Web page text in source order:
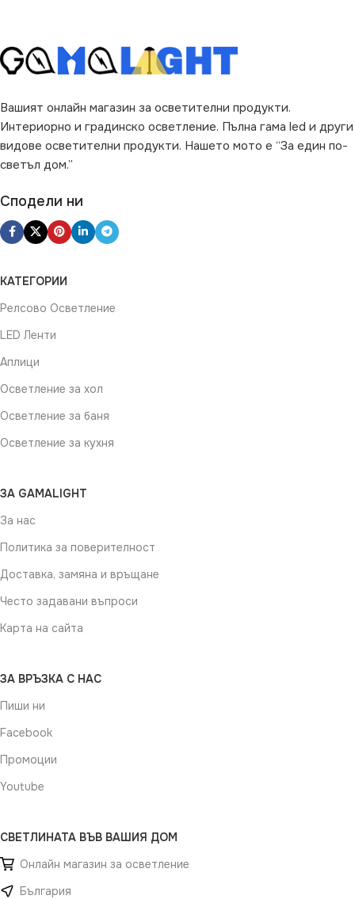
Не се димира
ДИМИРАНЕ
Не се димира
Вашият онлайн магазин за осветителни продукти.
Интериорно и градинско осветление. Пълна гама led и други
видове осветителни продукти. Нашето мото е “За един по-
светъл дом.”
Сподели ни
КАТЕГОРИИ
Релсово Осветление
LED Ленти
Аплици
Осветление за хол
Осветление за баня
Осветление за кухня
ЗА GAMALIGHT
За нас
Политика за поверителност
Доставка, замяна и връщане
Често задавани въпроси
Карта на сайта
ЗА ВРЪЗКА С НАС
Пиши ни
Facebook
Промоции
Youtube
СВЕТЛИНАТА ВЪВ ВАШИЯ ДОМ
Онлайн магазин за осветление
България